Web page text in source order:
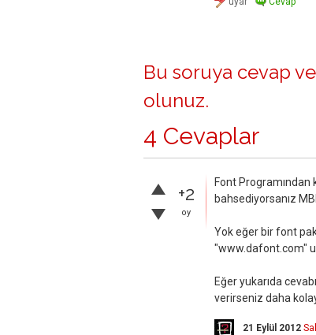
Bu soruya cevap
olunuz.
4 Cevaplar
+2
oy
Font Programından
bahsediyorsanız
Yok eğer bir font
"www.dafont.com"
Eğer yukarıda
verirseniz daha
21 Eylül 2012